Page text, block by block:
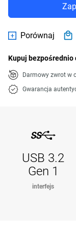
Porównaj
Kupuj bezpośrednio
Darmowy zwrot w
Gwarancja
USB 3.2
Gen 1
interfejs